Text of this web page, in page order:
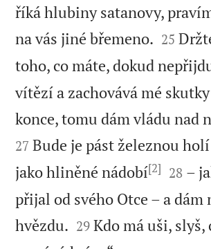
říká hlubiny satanovy,
na vás jiné břemeno. 

25
toho, co máte, dokud
vítězí a zachovává mé
konce, tomu dám vládu nad
27 Bude je pást železnou
jako hliněné nádobí[2] 

28 –
přijal od svého Otce – a
hvězdu. 

29 Kdo má uši, slyš,